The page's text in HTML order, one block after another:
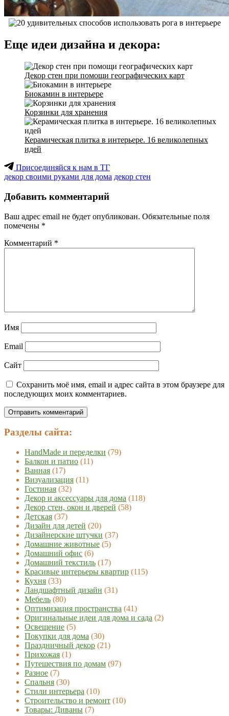
Еще идеи дизайна и декора:
Декор стен при помощи географических карт
Биокамин в интерьере
Корзинки для хранения
Керамическая плитка в интерьере. 16 великолепных
идей
Присоединяйся к нам в ТГ
декор своими руками для дома декор стен
Добавить комментарий
Ваш адрес email не будет опубликован. Обязательные поля
помечены *
Комментарий *
Имя
Email
Сайт
Сохранить моё имя, email и адрес сайта в этом браузере для
последующих моих комментариев.
Разделы сайта:
HandMade и переделки (79)
Балкон и патио (11)
Ванная (17)
Визуализация (11)
Гостиная (32)
Декор и аксессуары для дома (118)
Декор стен, окон и дверей (58)
Детская (37)
Дизайн для детей (20)
Дизайнерские штучки (37)
Домашние животные (5)
Домашний офис (6)
Домашний текстиль (17)
Красивые интерьеры квартир (115)
Кухня (33)
Ландшафтный дизайн (31)
Мебель (80)
Оптимизация пространства (41)
Оригинальные идеи для дома и сада (2)
Освещение (5)
Покупки для дома (30)
Праздничный декор (21)
Прихожая (1)
Путешествия по домам (97)
Разное (7)
Спальня (30)
Стили интерьера (10)
Строительство и ремонт (10)
Товары: Диваны (7)